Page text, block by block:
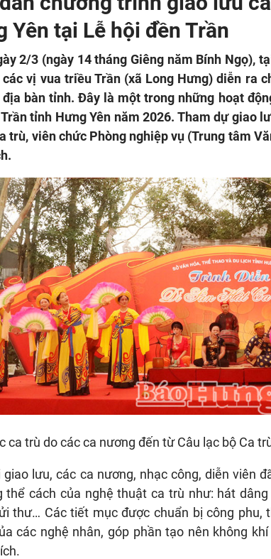
Yên tại Lễ hội đền Trần
2/3 (ngày 14 tháng Giêng năm Bính Ngọ),
vị vua triều Trần (xã Long Hưng) diễn ra
bàn tỉnh. Đây là một trong những hoạt
tỉnh Hưng Yên năm 2026. Tham dự giao
trù, viên chức Phòng nghiệp vụ (Trung tâm
ca trù do các ca nương đến từ Câu lạc bộ Ca
giao lưu, các ca nương, nhạc công, diễn viên
thể cách của nghệ thuật ca trù như: hát
thư… Các tiết mục được chuẩn bị công
các nghệ nhân, góp phần tạo nên không